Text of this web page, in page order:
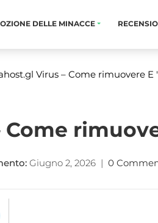
DELLE MINACCE
Virus – Come rimuovere E
Giugno 2, 2026 | 0